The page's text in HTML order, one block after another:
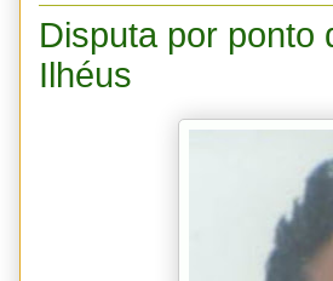
Disputa por ponto
Ilhéus